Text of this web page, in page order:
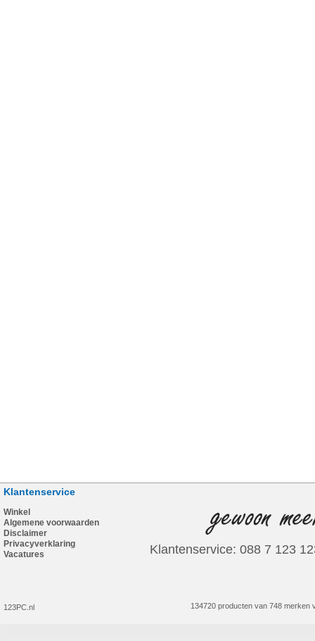
Klantenservice
Winkel
Algemene voorwaarden
Disclaimer
Privacyverklaring
Vacatures
123PC.nl
Klantenservice: 088 7 123
134720 producten van 748 merken